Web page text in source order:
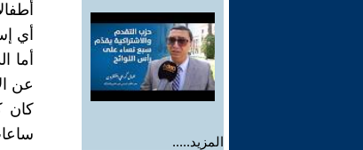
المزيد.....
أي
أما
عن
كان